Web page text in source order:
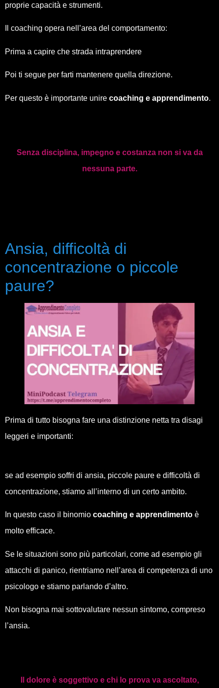
proprie capacità e strumenti.
Il coaching opera nell’area del comportamento:
Prima a capire che strada intraprendere
Poi ti segue per farti mantenere quella direzione.
Per questo è importante unire coaching e apprendimento.
Senza disciplina, impegno e costanza non si va da
nessuna parte.
Ansia, difficoltà di
concentrazione o piccole
paure?
Prima di tutto bisogna fare una distinzione netta tra disagi
leggeri e importanti:
se ad esempio soffri di ansia, piccole paure e difficoltà di
concentrazione, stiamo all’interno di un certo ambito.
In questo caso il binomio coaching e apprendimento è
molto efficace.
Se le situazioni sono più particolari, come ad esempio gli
attacchi di panico, rientriamo nell’area di competenza di uno
psicologo e stiamo parlando d’altro.
Non bisogna mai sottovalutare nessun sintomo, compreso
l’ansia.
Il dolore è soggettivo e chi lo prova va ascoltato,